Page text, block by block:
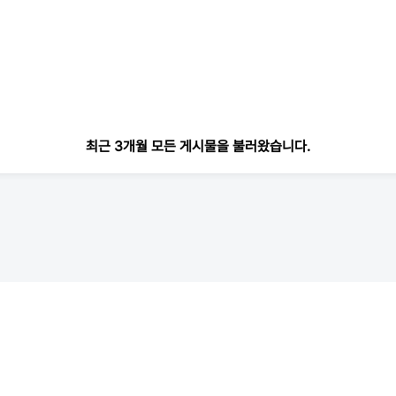
최근 3개월 모든 게시물을 불러왔습니다.